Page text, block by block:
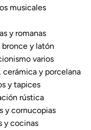
musicales
y romanas
bronce y latón
varios
cerámica y porcelana
y tapices
rústica
y cornucopias
y cocinas